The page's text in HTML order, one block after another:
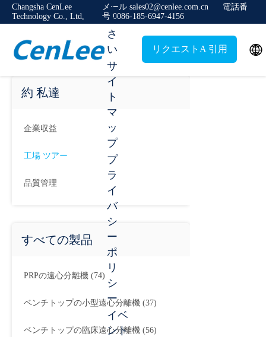
Changsha CenLee
Technology Co., Ltd,
メール sales02@cenlee.com.cn
電話番
号 0086-185-6947-4156
く
だ
さ
い
サ
イ
ト
マ
ッ
プ
プ
ラ
イ
バ
シ
ー
ポ
リ
シ
ー
イベ
ント
リクエストA 引用 
約 私達
企業収益
工場 ツアー
品質管理
すべての製品
PRPの遠心分離機 (74)
ベンチトップの小型遠心分離機 (37)
ベンチトップの臨床遠心分離機 (56)